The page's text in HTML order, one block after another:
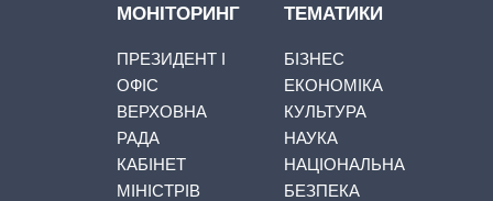
МОНІТОРИНГ
ПРЕЗИДЕНТ І
ОФІС
ВЕРХОВНА
РАДА
КАБІНЕТ
МІНІСТРІВ
ТЕМАТИКИ
БІЗНЕС
ЕКОНОМІКА
КУЛЬТУРА
НАУКА
НАЦІОНАЛЬНА
БЕЗПЕКА